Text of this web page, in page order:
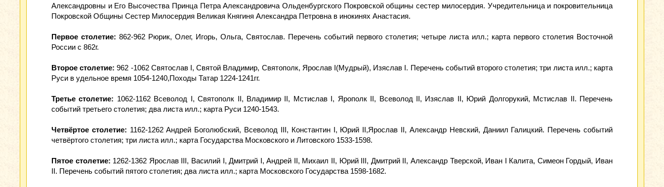
Александровны и Его Высочества Принца Петра Александровича Ольденбургского Покровской общины сестер милосердия. Учредительница и покровительница
Покровской Общины Сестер Милосердия Великая Княгиня Александра Петровна в инокинях Анастасия.
Первое столетие: 862-962 Рюрик, Олег, Игорь, Ольга, Святослав. Перечень событий первого столетия; четыре листа илл.; карта первого столетия Восточной
России с 862г.
Второе столетие: 962 -1062 Святослав I, Святой Владимир, Святополк, Ярослав I(Мудрый), Изяслав I. Перечень событий второго столетия; три листа илл.; карта
Руси в удельное время 1054-1240,Походы Татар 1224-1241гг.
Третье столетие: 1062-1162 Всеволод I, Святополк II, Владимир II, Мстислав I, Ярополк II, Всеволод II, Изяслав II, Юрий Долгорукий, Мстислав II. Перечень
событий третьего столетия; два листа илл.; карта Руси 1240-1543.
Четвёртое столетие: 1162-1262 Андрей Боголюбский, Всеволод III, Константин I, Юрий II,Ярослав II, Александр Невский, Даниил Галицкий. Перечень событий
четвёртого столетия; три листа илл.; карта Государства Московского и Литовского 1533-1598.
Пятое столетие: 1262-1362 Ярослав III, Василий I, Дмитрий I, Андрей II, Михаил II, Юрий III, Дмитрий II, Александр Тверской, Иван I Калита, Симеон Гордый, Иван
II. Перечень событий пятого столетия; два листа илл.; карта Московского Государства 1598-1682.